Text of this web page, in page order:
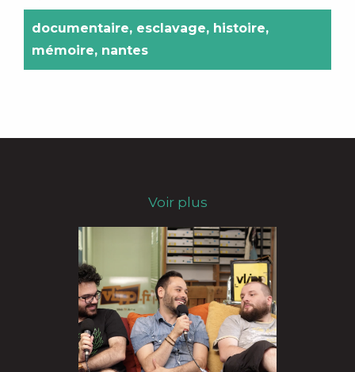
documentaire, esclavage, histoire,
mémoire, nantes
Voir plus